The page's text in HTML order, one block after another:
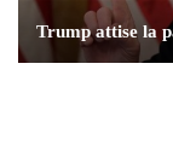
Trump attise la